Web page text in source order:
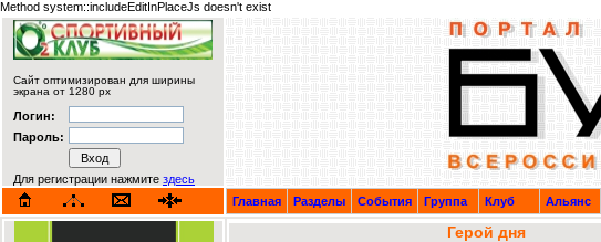
Method system::includeEditInPlaceJs doesn't exist
Сайт оптимизирован для ширины
экрана от 1280 px
Логин:
Пароль:
Для регистрации нажмите здесь
Главная Разделы События Группа Клуб Альянс
Герой дня